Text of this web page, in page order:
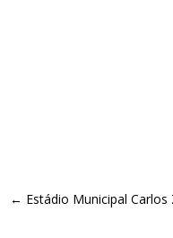
← Estádio Municipal Carlos